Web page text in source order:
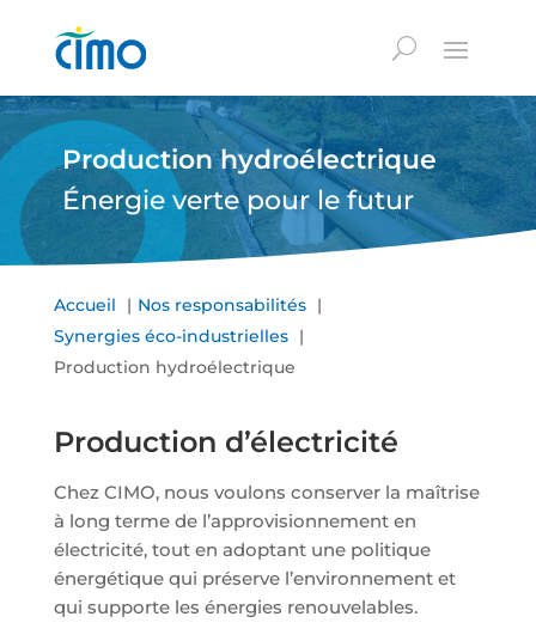
Production hydroélectrique
Énergie verte pour le futur
Accueil
Nos responsabilités
Synergies éco-industrielles
Production hydroélectrique
Production d’électricité
Chez CIMO, nous voulons conserver la maîtrise
à long terme de l’approvisionnement en
électricité, tout en adoptant une politique
énergétique qui préserve l’environnement et
qui supporte les énergies renouvelables.